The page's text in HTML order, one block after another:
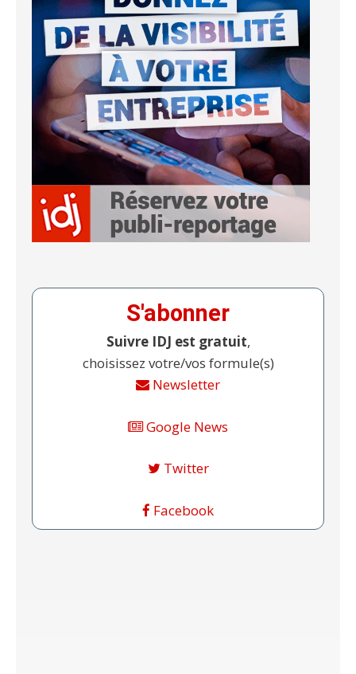
S'abonner
Suivre IDJ est gratuit,
choisissez votre/vos formule(s)
Newsletter
Google News
Twitter
Facebook